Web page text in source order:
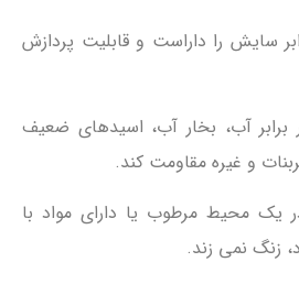
سایش را داراست و قابلیت پردازش
در برابر آب، بخار آب، اسیدهای ضعیف
و غیره مقاومت کند.
یک محیط مرطوب یا دارای مواد با
زنگ نمی زند.